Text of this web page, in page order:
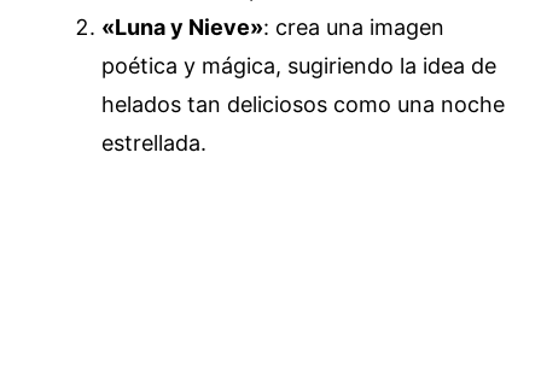
«Luna y Nieve»: crea una imagen
poética y mágica, sugiriendo la idea de
helados tan deliciosos como una noche
estrellada.